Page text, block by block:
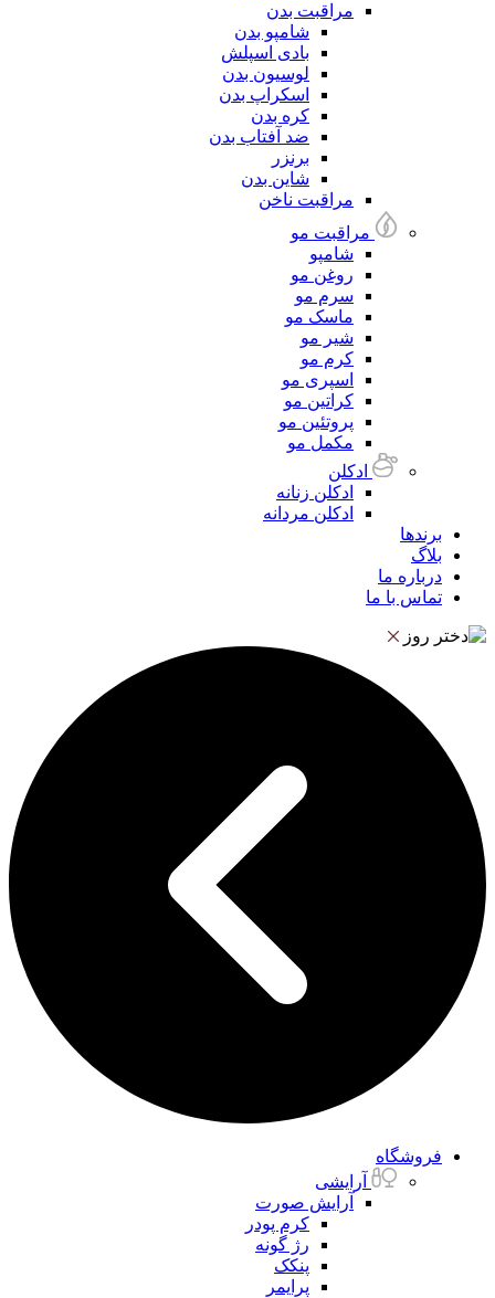
مراقبت بدن
شامپو بدن
بادی اسپلش
لوسیون بدن
اسکراپ بدن
کره بدن
ضد آفتاب بدن
برنزر
شاین بدن
مراقبت ناخن
مراقبت مو
شامپو
روغن مو
سرم مو
ماسک مو
شیر مو
کرم مو
اسپری مو
کراتین مو
پروتئین مو
مکمل مو
ادکلن
ادکلن زنانه
ادکلن مردانه
برندها
بلاگ
درباره ما
تماس با ما
فروشگاه
آرایشی
آرایش صورت
کرم پودر
رژ گونه
پنکک
پرایمر